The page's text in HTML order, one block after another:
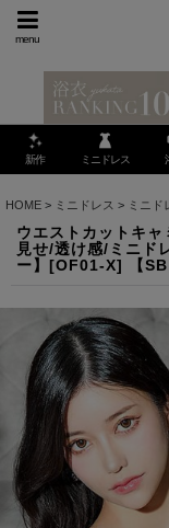
menu
新作 ミニドレス
HOME > ミニドレス > ミニド
ウエストカットキ
見せ/透け感/ミニド
ー】[OF01-X] 【